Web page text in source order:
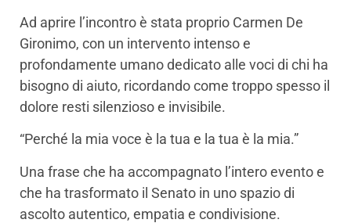
Ad aprire l’incontro è stata proprio Carmen De
Gironimo, con un intervento intenso e
profondamente umano dedicato alle voci di chi ha
bisogno di aiuto, ricordando come troppo spesso il
dolore resti silenzioso e invisibile.
“Perché la mia voce è la tua e la tua è la mia.”
Una frase che ha accompagnato l’intero evento e
che ha trasformato il Senato in uno spazio di
ascolto autentico, empatia e condivisione.